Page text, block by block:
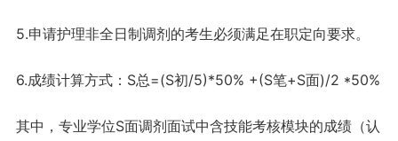
5.申请护理非全日制调剂的考生必须满足在职定向要求。
6.成绩计算方式：S总=(S初/5)*50% +(S笔+S面)/2 *50%
其中，专业学位S面调剂面试中含技能考核模块的成绩（认